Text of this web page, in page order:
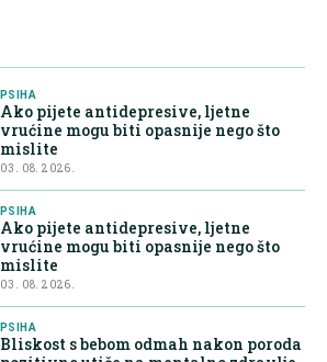
PSIHA
Ako pijete antidepresive, ljetne
vrućine mogu biti opasnije nego što
mislite
03. 08. 2026.
PSIHA
Ako pijete antidepresive, ljetne
vrućine mogu biti opasnije nego što
mislite
03. 08. 2026.
PSIHA
Bliskost s bebom odmah nakon poroda